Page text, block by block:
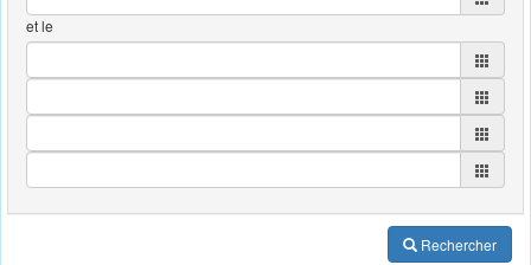
et le
Rechercher